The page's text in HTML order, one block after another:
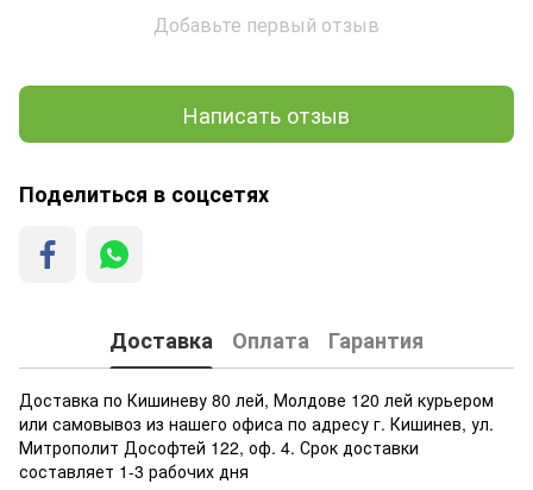
Добавьте первый отзыв
Написать отзыв
Поделиться в соцсетях
Доставка Оплата Гарантия
Доставка по Кишиневу 80 лей, Молдове 120 лей курьером
или самовывоз из нашего офиса по адресу г. Кишинев, ул.
Митрополит Дософтей 122, оф. 4. Срок доставки
составляет 1-3 рабочих дня